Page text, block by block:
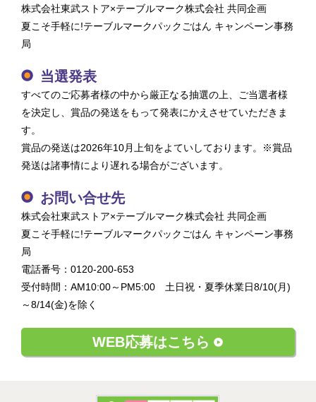
株式会社東武ストア×テーブルマーク株式会社 共同企画
夏こそ手軽に!テーブルマークパックごはん キャンペーン事務
局
当選発表
すべてのご応募者様の中から厳正なる抽選の上、ご当選者様
を決定し、賞品の発送をもって発表にかえさせていただきま
す。
賞品の発送は2026年10月上旬をよていしております。※賞品
発送は諸事情により遅れる場合がございます。
お問い合せ先
株式会社東武ストア×テーブルマーク株式会社 共同企画
夏こそ手軽に!テーブルマークパックごはん キャンペーン事務
局
電話番号：0120-200-653
受付時間：AM10:00～PM5:00 土日祝・夏季休業日8/10(月)
～8/14(金)を除く
WEB応募はこちら